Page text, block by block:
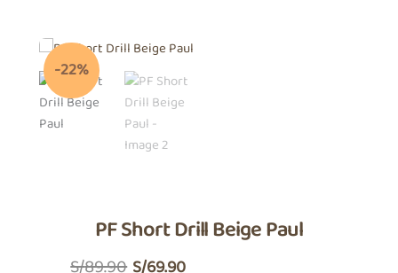
-22%
PF Short Drill Beige Paul
S/89.90 El
S/69.90El